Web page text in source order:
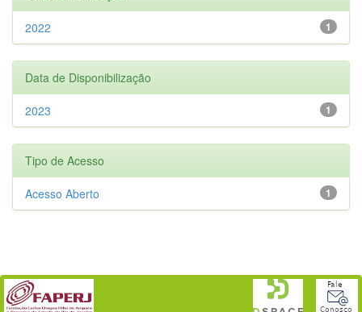
1
2022
Data de Disponibilização
1
2023
Tipo de Acesso
1
Acesso Aberto